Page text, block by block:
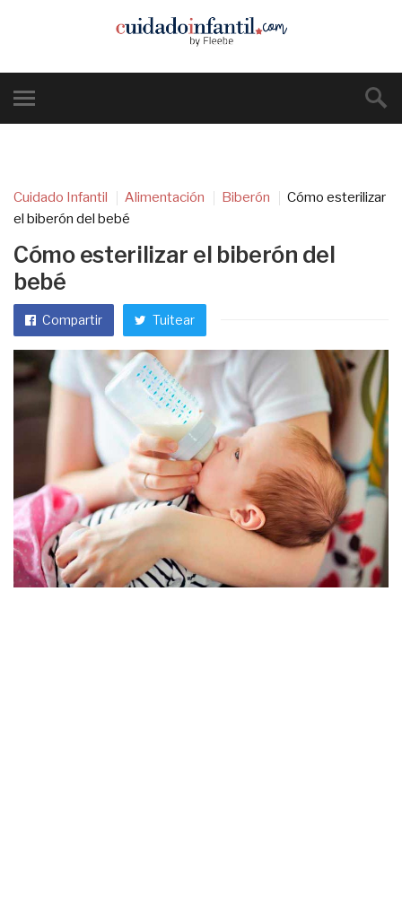
Cuidado Infantil Alimentación Biberón
Cómo esterilizar
el biberón del bebé
Cómo esterilizar el biberón del
bebé
Compartir Tuitear